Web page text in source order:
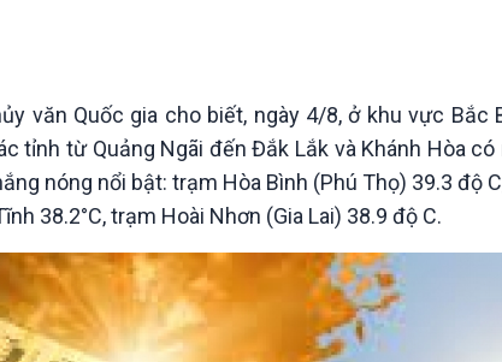
văn Quốc gia cho biết, ngày 4/8, ở khu vực Bắc
tỉnh từ Quảng Ngãi đến Đắk Lắk và Khánh Hòa
nóng nổi bật: trạm Hòa Bình (Phú Thọ) 39.3 độ
38.2°C, trạm Hoài Nhơn (Gia Lai) 38.9 độ C.